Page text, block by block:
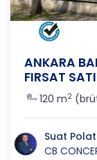
ANKARA
FIRSAT
120 m2
Suat Polat
CB